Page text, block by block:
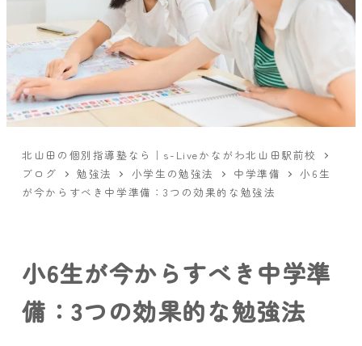
北山田の個別指導塾なら｜s-Liveかながわ北山田駅前校
ブログ
勉強法 小学生の勉強法 中学準備
小6生
が今からすべき中学準備：3つの効果的な勉強法
小6生が今からすべき中学準
備：3つの効果的な勉強法